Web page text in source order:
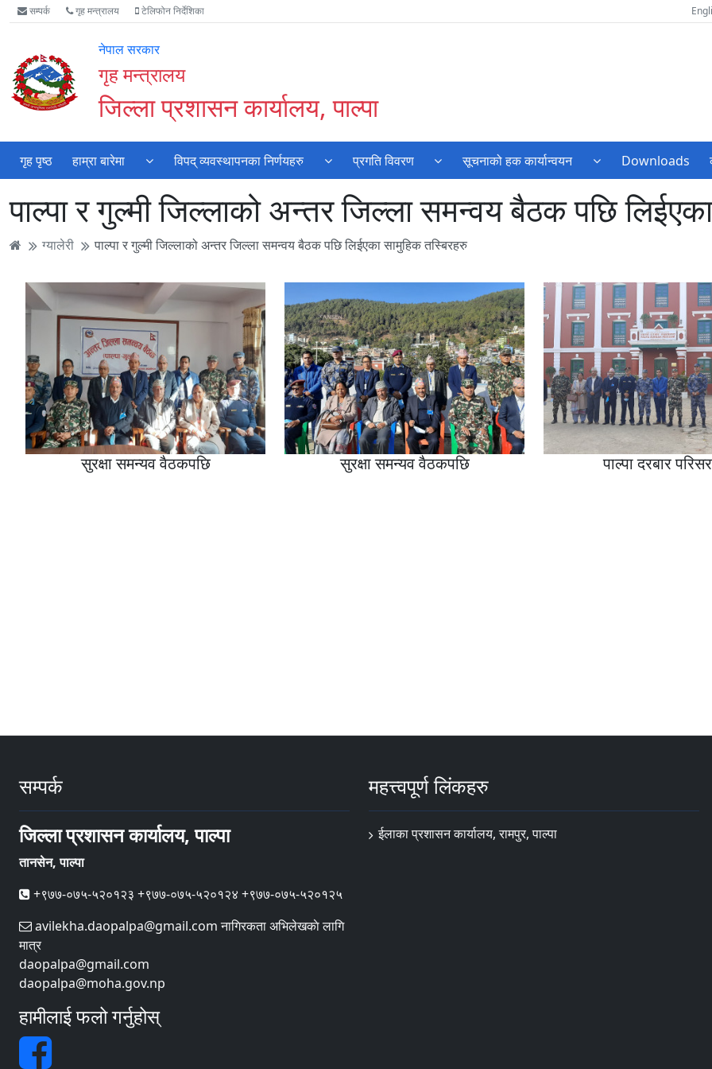
Accessibility
Mode
गर्नुहोस्
मुख्य
सामाग्री
मुख्य
नेभिगेसन
वेबसाइट
खोजमा
सम्पर्क गृह मन्त्रालय टेलिफोन निर्देशिका
नेपाल सरकार
गृह मन्त्रालय
जिल्ला प्रशासन कार्यालय, पाल्पा
गृह पृष्ठ हाम्रा बारेमा विपद् व्यवस्थापनका निर्णयहरु प्रगति विवरण सूचनाको हक कार्यान्वयन Downloads
पाल्पा र गुल्मी जिल्लाको अन्तर जिल्ला समन्वय बैठक पछि
ग्यालेरी पाल्पा र गुल्मी जिल्लाको अन्तर जिल्ला समन्वय बैठक पछि लिईएका सामुहिक तस्बिरहरु
सुरक्षा समन्यव वैठकपछि सुरक्षा समन्यव वैठकपछि पाल्पा दरबार
सम्पर्क
जिल्ला प्रशासन कार्यालय, पाल्पा
तानसेन, पाल्पा
+९७७-०७५-५२०१२३ +९७७-०७५-५२०१२४ +९७७-०७५-५२०१२५
avilekha.daopalpa@gmail.com नागिरकता अभिलेखकाे लागि
मात्र
daopalpa@gmail.com
daopalpa@moha.gov.np
हामीलाई फलो गर्नुहोस्
महत्त्वपूर्ण लिंकहरु
ईलाका प्रशासन कार्यालय, रामपुर, पाल्पा